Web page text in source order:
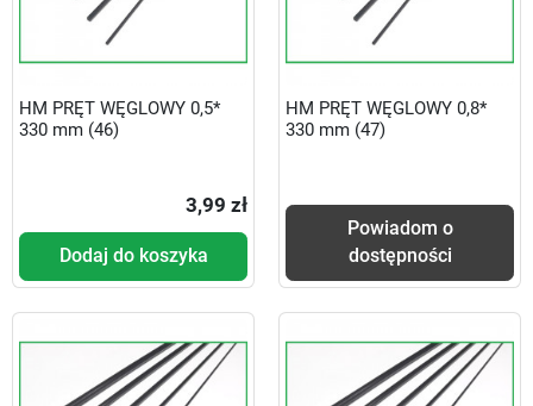
HM PRĘT WĘGLOWY 0,5*
330 mm (46)
3,99 zł
Dodaj do koszyka
HM PRĘT WĘGLOWY 0,8*
330 mm (47)
Powiadom o
dostępności